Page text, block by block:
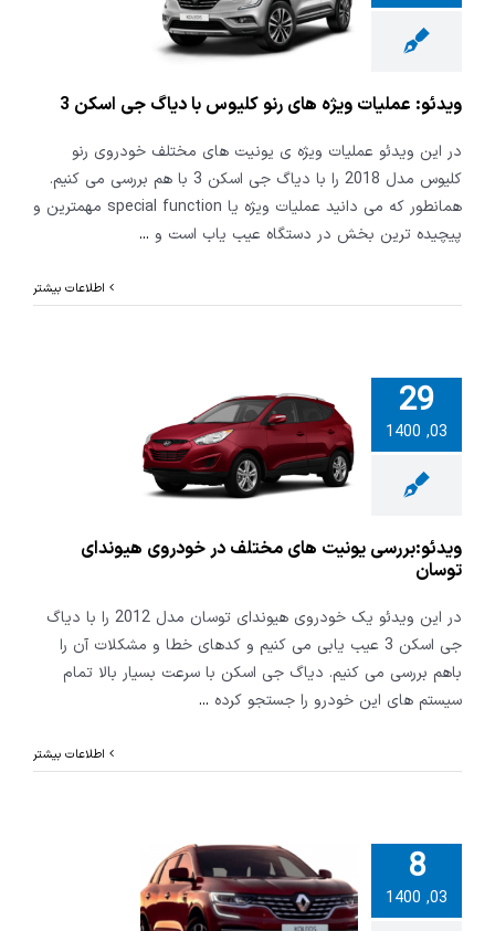
اسکن 3
ویدئو: عملیات ویژه های رنو کلیوس با دیاگ جی اسکن 3
در این ویدئو عملیات ویژه ی یونیت های مختلف خودروی رنو
کلیوس مدل 2018 را با دیاگ جی اسکن 3 با هم بررسی می کنیم.
همانطور که می دانید عملیات ویژه یا special function مهمترین و
پیچیده ترین بخش در دستگاه عیب یاب است و ...
اطلاعات بیشتر
29
03, 1400یونیت
مختلف در
هیوندای
ویدئو:بررسی یونیت های مختلف در خودروی هیوندای
توسان
در این ویدئو یک خودروی هیوندای توسان مدل 2012 را با دیاگ
جی اسکن 3 عیب یابی می کنیم و کدهای خطا و مشکلات آن را
باهم بررسی می کنیم. دیاگ جی اسکن با سرعت بسیار بالا تمام
سیستم های این خودرو را جستجو کرده ...
اطلاعات بیشتر
8
03, 1400ویژه